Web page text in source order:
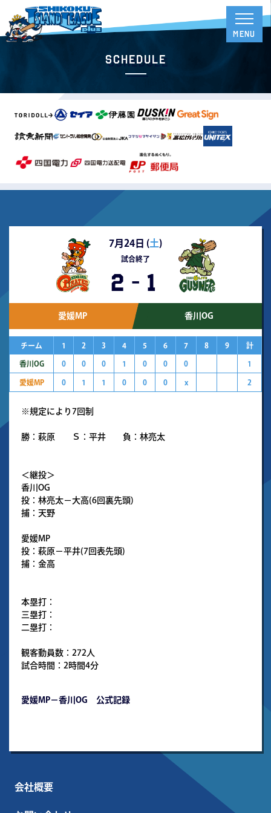
Schedule
7月24日 (土)
試合終了
2 - 1
愛媛MP 香川OG
チーム 1 2 3 4 5 6 7 8 9 計
香川OG 0 0 0 1 0 0 0 1
愛媛MP 0 1 1 0 0 0 x 2
※規定により7回制
勝：萩原 Ｓ：平井 負：林亮太
＜継投＞
香川OG
投：林亮太－大高(6回裏先頭)
捕：天野
愛媛MP
投：萩原－平井(7回表先頭)
捕：金高
本塁打：
三塁打：
二塁打：
観客動員数：272人
試合時間：2時間4分
愛媛MP－香川OG 公式記録
会社概要